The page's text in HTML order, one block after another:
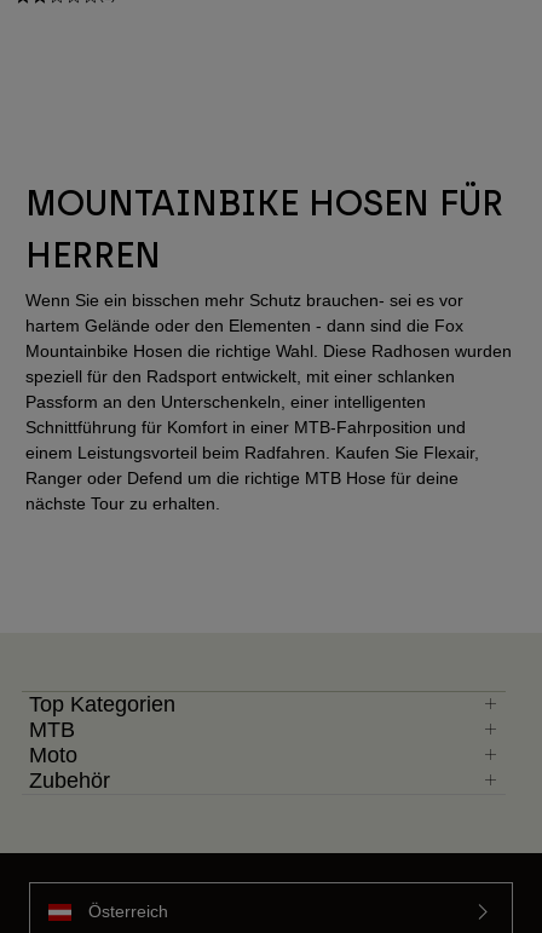
MOUNTAINBIKE HOSEN FÜR
HERREN
Wenn Sie ein bisschen mehr Schutz brauchen- sei es vor
hartem Gelände oder den Elementen - dann sind die Fox
Mountainbike Hosen die richtige Wahl. Diese Radhosen wurden
speziell für den Radsport entwickelt, mit einer schlanken
Passform an den Unterschenkeln, einer intelligenten
Schnittführung für Komfort in einer MTB-Fahrposition und
einem Leistungsvorteil beim Radfahren. Kaufen Sie Flexair,
Ranger oder Defend um die richtige MTB Hose für deine
nächste Tour zu erhalten.
Top Kategorien
MTB
Moto
Zubehör
Österreich